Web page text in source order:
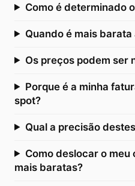
Como é determinado
Quando é mais
Os preços podem ser
Porque é a minha
spot?
Qual a precisão
Como deslocar o
mais baratas?